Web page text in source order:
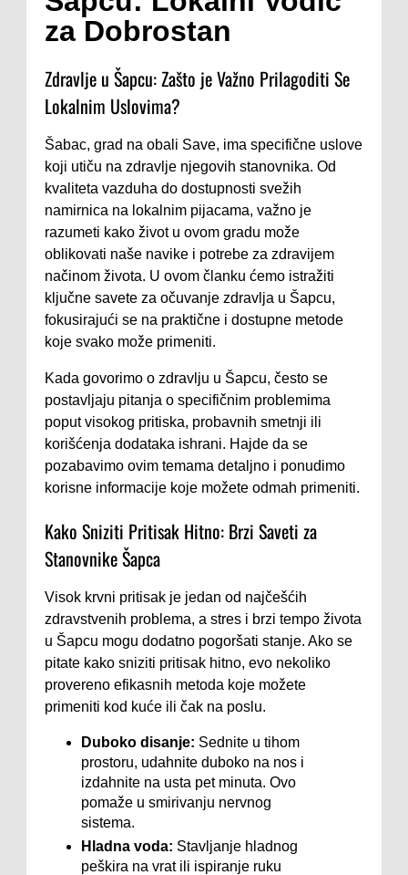
za Dobrostan
Zdravlje u Šapcu: Zašto je Važno Prilagoditi Se
Lokalnim Uslovima?
Šabac, grad na obali Save, ima specifične uslove
koji utiču na zdravlje njegovih stanovnika. Od
kvaliteta vazduha do dostupnosti svežih
namirnica na lokalnim pijacama, važno je
razumeti kako život u ovom gradu može
oblikovati naše navike i potrebe za zdravijem
načinom života. U ovom članku ćemo istražiti
ključne savete za očuvanje zdravlja u Šapcu,
fokusirajući se na praktične i dostupne metode
koje svako može primeniti.
Kada govorimo o zdravlju u Šapcu, često se
postavljaju pitanja o specifičnim problemima
poput visokog pritiska, probavnih smetnji ili
korišćenja dodataka ishrani. Hajde da se
pozabavimo ovim temama detaljno i ponudimo
korisne informacije koje možete odmah primeniti.
Kako Sniziti Pritisak Hitno: Brzi Saveti za
Stanovnike Šapca
Visok krvni pritisak je jedan od najčešćih
zdravstvenih problema, a stres i brzi tempo života
u Šapcu mogu dodatno pogoršati stanje. Ako se
pitate kako sniziti pritisak hitno, evo nekoliko
provereno efikasnih metoda koje možete
primeniti kod kuće ili čak na poslu.
Duboko disanje: Sednite u tihom
prostoru, udahnite duboko na nos i
izdahnite na usta pet minuta. Ovo
pomaže u smirivanju nervnog
sistema.
Hladna voda: Stavljanje hladnog
peškira na vrat ili ispiranje ruku